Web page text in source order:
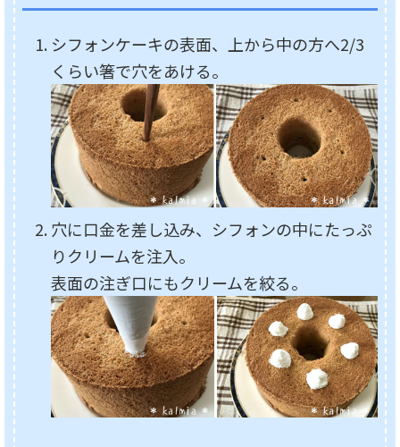
シフォンケーキの表面、上から中の方へ2/3
くらい箸で穴をあける。
穴に口金を差し込み、シフォンの中にたっぷ
りクリームを注入。
表面の注ぎ口にもクリームを絞る。